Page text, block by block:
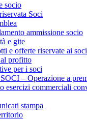
socio
Soci
ammissione socio
e gite
e offerte riservate ai soci
profitto
per i soci
– Operazione a
esercizi commerciali
stampa